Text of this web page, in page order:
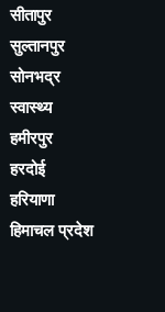
सीतापुर
सुल्तानपुर
सोनभद्र
स्वास्थ्य
हमीरपुर
हरदोई
हरियाणा
हिमाचल प्रदेश